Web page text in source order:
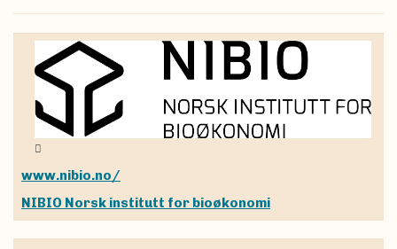
www.nibio.no/
NIBIO Norsk institutt for bioøkonomi